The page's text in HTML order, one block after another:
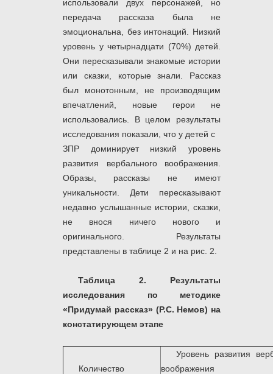
использовали двух персонажей, но
передача рассказа была не
эмоциональна, без интонаций. Низкий
уровень у четырнадцати (70%) детей.
Они пересказывали знакомые истории
или сказки, которые знали. Рассказ
был монотонным, не производящим
впечатлений, новые герои не
использовались. В целом результаты
исследования показали, что у детей с
ЗПР доминирует низкий уровень
развития вербального воображения.
Образы, рассказы не имеют
уникальности. Дети пересказывают
недавно услышанные истории, сказки,
не внося ничего нового и
оригинального. Результаты
представлены в таблице 2 и на рис. 2.
Таблица 2. Результаты
исследования по методике
«Придумай рассказ» (Р.С. Немов) на
констатирующем этапе
Количество
Уровень развития
воображения